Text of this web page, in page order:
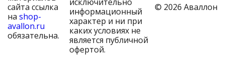
сайта ссылка
на shop-
avallon.ru
обязательна.
информационный
характер и ни при
каких условиях не
является публичной
офертой.
© 2026 Аваллон